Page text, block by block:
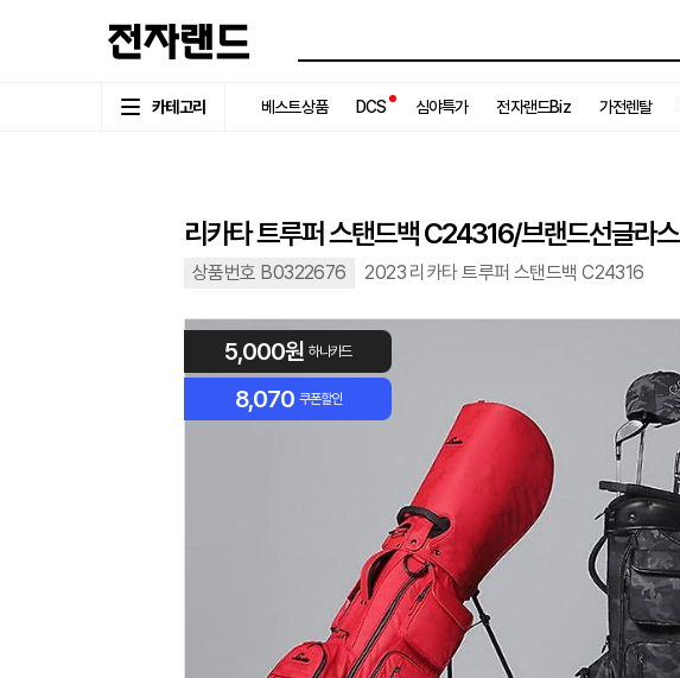
카테고리 베스트상품 DCS 심야특가 전자랜드Biz 가전렌탈
리카타 트루퍼 스탠드백 C24316/브랜드선글라스
상품번호 B0322676 2023 리카타 트루퍼 스탠드백 C24316
5,000원 하나카드
8,070 쿠폰할인